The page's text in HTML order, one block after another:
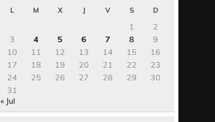
L M X J V S D
1
2
3
4 5 6 7 8
9
10
11 12 13 14 15
16
17
18 19 20 21 22
23
24
25 26 27 28 29
30
31
« Jul